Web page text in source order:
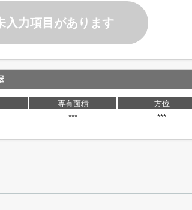
入力項目があります
専有面積 方位
*** ***